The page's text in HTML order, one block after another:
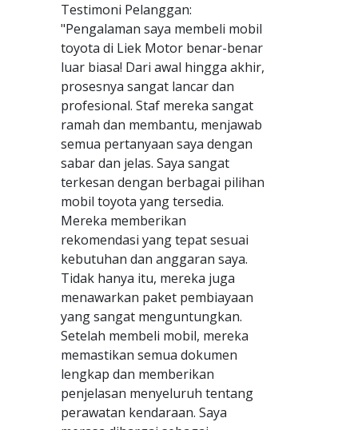
Testimoni Pelanggan:
"Pengalaman saya membeli mobil
toyota di Liek Motor benar-benar
luar biasa! Dari awal hingga akhir,
prosesnya sangat lancar dan
profesional. Staf mereka sangat
ramah dan membantu, menjawab
semua pertanyaan saya dengan
sabar dan jelas. Saya sangat
terkesan dengan berbagai pilihan
mobil toyota yang tersedia.
Mereka memberikan
rekomendasi yang tepat sesuai
kebutuhan dan anggaran saya.
Tidak hanya itu, mereka juga
menawarkan paket pembiayaan
yang sangat menguntungkan.
Setelah membeli mobil, mereka
memastikan semua dokumen
lengkap dan memberikan
penjelasan menyeluruh tentang
perawatan kendaraan. Saya